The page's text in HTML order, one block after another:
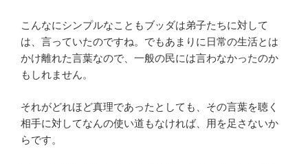
こんなにシンプルなこともブッダは弟子たちに対して
は、言っていたのですね。でもあまりに日常の生活とは
かけ離れた言葉なので、一般の民には言わなかったのか
もしれません。
それがどれほど真理であったとしても、その言葉を聴く
相手に対してなんの使い道もなければ、用を足さないか
らです。